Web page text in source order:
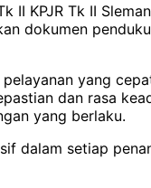
KPJR Tk II
dokumen
yang
dan rasa
yang berlaku.
dalam setiap